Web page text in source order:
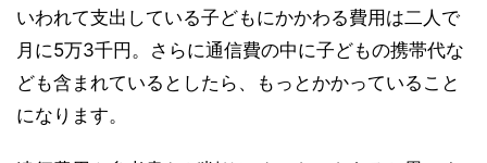
いわれて支出している子どもにかかわる費用は二人で
月に5万3千円。さらに通信費の中に子どもの携帯代な
ども含まれているとしたら、もっとかかっていること
になります。